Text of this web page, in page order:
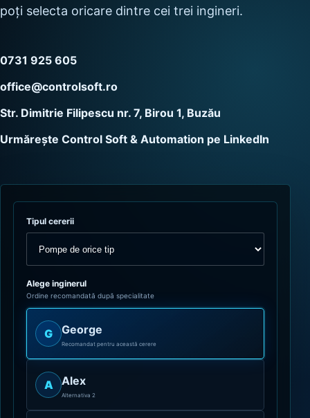
poți selecta oricare dintre cei trei ingineri.
0731 925 605
office@controlsoft.ro
Str. Dimitrie Filipescu nr. 7, Birou 1, Buzău
Urmărește Control Soft & Automation pe LinkedIn
Tipul cererii
Alege inginerul
Ordine recomandată după specialitate
A Alex
Alternativa 2
G George
Recomandat pentru această cerere